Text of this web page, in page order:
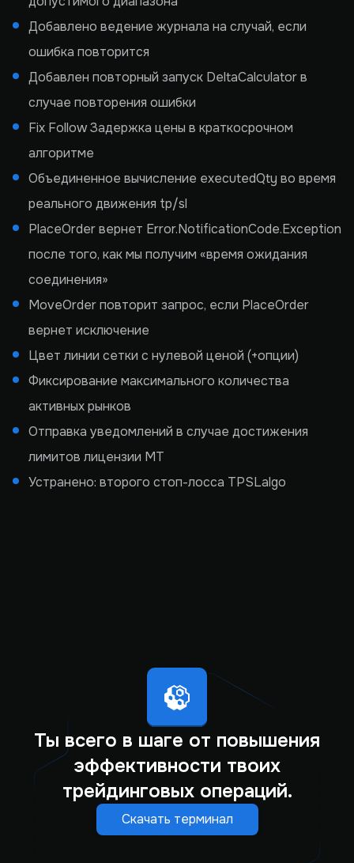
Добавлено ведение журнала на случай, если
ошибка повторится
Добавлен повторный запуск DeltaCalculator в
случае повторения ошибки
Fix Follow Задержка цены в краткосрочном
алгоритме
Объединенное вычисление executedQty во время
реального движения tp/sl
PlaceOrder вернет Error.NotificationCode.Exception
после того, как мы получим «время ожидания
соединения»
MoveOrder повторит запрос, если PlaceOrder
вернет исключение
Цвет линии сетки с нулевой ценой (+опции)
Фиксирование максимального количества
активных рынков
Отправка уведомлений в случае достижения
лимитов лицензии MT
Устранено: второго стоп-лосса TPSLalgo
Ты всего в шаге от повышения
эффективности твоих
трейдинговых операций.
Скачать терминал